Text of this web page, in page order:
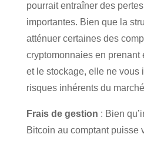
pourrait entraîner des
importantes. Bien que la
atténuer certaines des
cryptomonnaies en prenant
et le stockage, elle ne vous
risques inhérents du
Frais de gestion : Bien
Bitcoin au comptant puisse